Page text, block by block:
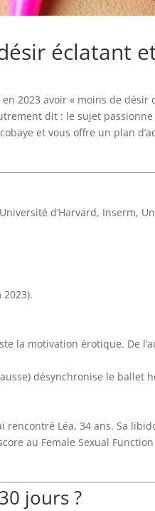
éclatant
2023 avoir « moins de
dit : le sujet
et vous offre un plan
d’Harvard, Inserm,
la motivation érotique. De
désynchronise le ballet
rencontré Léa, 34 ans. Sa
au Female Sexual
jours ?